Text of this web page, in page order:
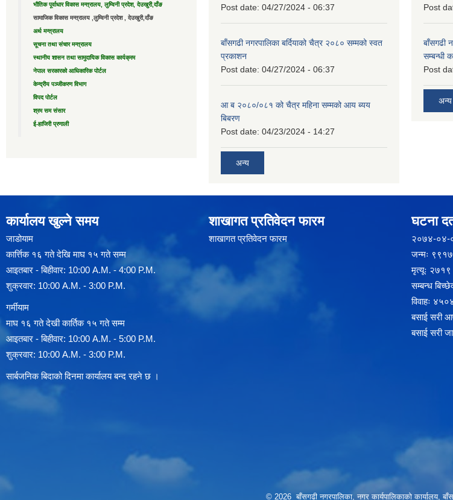
भौतिक पूर्वाधार विकास मन्त्रालय, लुम्विनी प्रदेश, देउखुरी,दाँङ
सामाजिक विकास मन्त्रालय ,लुम्विनी प्रदेश , देउखुरी,दाँङ
अर्थ मन्त्रालय
सूचना तथा संचार मन्त्रालय
स्थानीय शासन तथा सामुदायिक विकास कार्यक्रम
नेपाल सरकारको आधिकारिक पोर्टल
केन्द्रीय पञ्जीकरण विभाग
विपद पोर्टल
श्रम सम संसार
ई-हाजिरी प्रणाली
Post date: 04/27/2024 - 06:37
बाँसगढी नगरपालिका बर्दियाको चैत्र २०८० सम्मको स्वत
प्रकाशन
Post date: 04/27/2024 - 06:37
आ ब २०८०/०८१ को चैत्र महिना सम्मको आय ब्यय
बिबरण
Post date: 04/23/2024 - 14:27
अन्य
Post
बाँसगढी
सम्बन्धी
Post
अन्य
कार्यालय खुल्ने समय
जाडोयाम
कार्त्तिक १६ गते देखि माघ १५ गते सम्म
आइतबार - बिहीवार: 10:00 A.M. - 4:00 P.M.
शुक्रवार: 10:00 A.M. - 3:00 P.M.
गर्मीयाम
माघ १६ गते देखी कार्तिक १५ गते सम्म
आइतबार - बिहीवार: 10:00 A.M. - 5:00 P.M.
शुक्रवार: 10:00 A.M. - 3:00 P.M.
सार्बजनिक बिदाको दिनमा कार्यालय बन्द रहने छ ।
शाखागत प्रतिवेदन फारम
शाखागत प्रतिवेदन फारम
घटना
२‍०७४-०४-
जन्मः ९९१७
मृत्यूः २७१९
सम्बन्ध
विवाहः
बसाई सरी
बसाई सरी
© 2026 बाँसगढी नगरपालिका, नगर कार्यपालिकाकाे कार्यालय,